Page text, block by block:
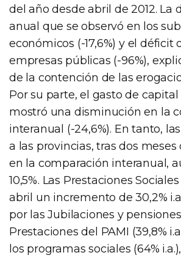
del año desde abril de 2012. La
anual que se observó en los
económicos (-17,6%) y el déficit
empresas públicas (-96%),
de la contención de las
Por su parte, el gasto de
mostró una disminución en la
interanual (-24,6%). En tanto,
a las provincias, tras dos
en la comparación interanual,
10,5%. Las Prestaciones
abril un incremento de 30,2%
por las Jubilaciones y pensiones
Prestaciones del PAMI (39,8%
los programas sociales (64%